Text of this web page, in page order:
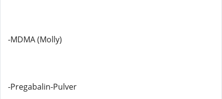
-MDMA (Molly)
-Pregabalin-Pulver